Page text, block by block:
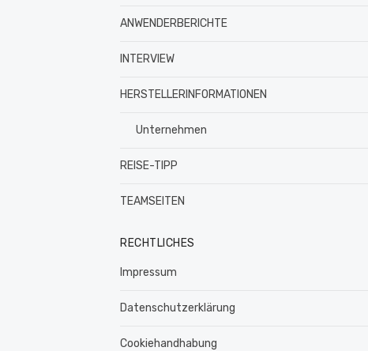
ANWENDERBERICHTE
INTERVIEW
HERSTELLERINFORMATIONEN
Unternehmen
REISE-TIPP
TEAMSEITEN
RECHTLICHES
Impressum
Datenschutzerklärung
Cookiehandhabung